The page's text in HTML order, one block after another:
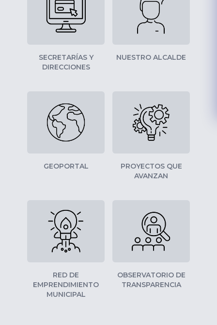
SECRETARÍAS Y
DIRECCIONES
NUESTRO ALCALDE
GEOPORTAL
PROYECTOS QUE
AVANZAN
RED DE
EMPRENDIMIENTO
MUNICIPAL
OBSERVATORIO DE
TRANSPARENCIA